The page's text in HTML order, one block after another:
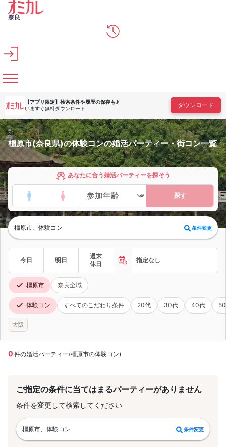
メインコンテンツへスキップ
奈良
【アプリ限定】 検索条件や履歴の保存も♪
いますぐ無料ダウンロード
ダウンロード
橿原市(奈良県)の体験コンの婚活パーティー・街コン一覧
あなたに合う婚活パーティーを探そう
探す
橿原市、体験コン 条件変更
今日 明日
週末
休日
指定なし
橿原市 奈良全域
体験コン すべてのこだわり条件 20代 30代 40代
大阪
0 件の婚活パーティー(橿原市の体験コン)
ご指定の条件に当てはまるパーティーがありません
条件を変更して検索してください
橿原市、体験コン 条件変更